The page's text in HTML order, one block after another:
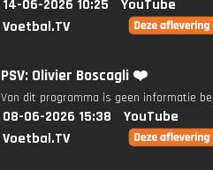
14-06-2026 10:25
YouTube
Voetbal.TV
PSV: Olivier Boscagli ❤️
Van dit programma is geen informatie
08-06-2026 15:38
YouTube
Voetbal.TV